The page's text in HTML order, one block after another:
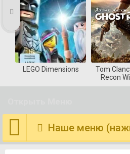
LEGO Dimensions
Tom
Recon
Наше меню